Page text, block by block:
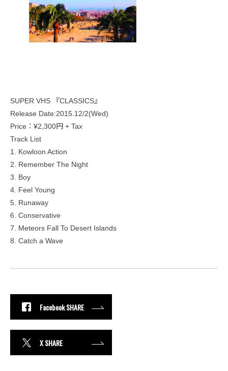
SUPER VHS 『CLASSICS』
Release Date:2015.12/2(Wed)
Price：¥2,300円 + Tax
Track List
1. Kowloon Action
2. Remember The Night
3. Boy
4. Feel Young
5. Runaway
6. Conservative
7. Meteors Fall To Desert Islands
8. Catch a Wave
Facebook SHARE
X SHARE